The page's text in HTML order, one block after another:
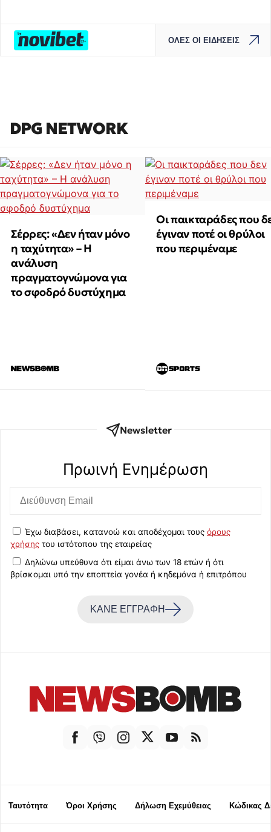
ΟΛΕΣ ΟΙ ΕΙΔΗΣΕΙΣ
DPG NETWORK
Σέρρες: «Δεν ήταν μόνο
η ταχύτητα» – Η
ανάλυση
πραγματογνώμονα για
το σφοδρό δυστύχημα
Οι παικταράδες που
έγιναν ποτέ οι θρύλοι
που περιμέναμε
Newsletter
Πρωινή Eνημέρωση
Έχω διαβάσει, κατανοώ και αποδέχομαι τους όρους
χρήσης του ιστότοπου της εταιρείας
Δηλώνω υπεύθυνα ότι είμαι άνω των 18 ετών ή ότι
βρίσκομαι υπό την εποπτεία γονέα ή κηδεμόνα ή επιτρόπου
ΚΑΝΕ ΕΓΓΡΑΦΗ
Ταυτότητα Όροι Χρήσης Δήλωση Εχεμύθειας Κώδικας